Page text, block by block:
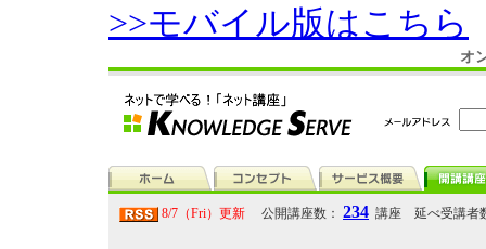
>>モバイル版はこちら
オ
8/7（Fri）更新 公開講座数： 234 講座 延べ受講者